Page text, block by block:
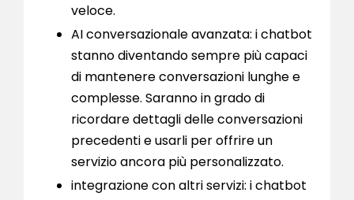
veloce.
AI conversazionale avanzata: i chatbot
stanno diventando sempre più capaci
di mantenere conversazioni lunghe e
complesse. Saranno in grado di
ricordare dettagli delle conversazioni
precedenti e usarli per offrire un
servizio ancora più personalizzato.
integrazione con altri servizi: i chatbot